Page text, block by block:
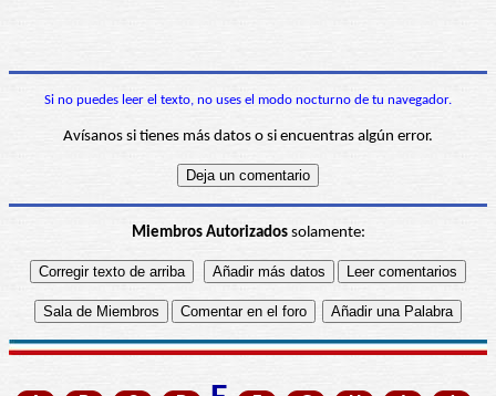
Si no puedes leer el texto, no uses el modo nocturno de tu navegador.
Avísanos si tienes más datos o si encuentras algún error.
Miembros Autorizadossolamente: